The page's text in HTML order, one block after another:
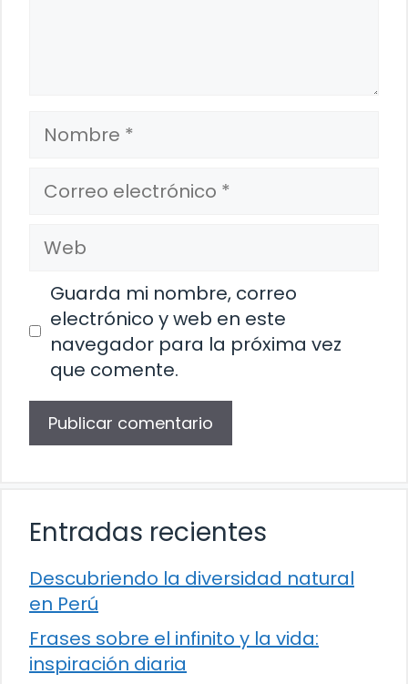
Nombre
Correo
electrónico
Web
Guarda mi nombre, correo
electrónico y web en este
navegador para la próxima vez
que comente.
Entradas recientes
Descubriendo la diversidad natural
en Perú
Frases sobre el infinito y la vida:
inspiración diaria